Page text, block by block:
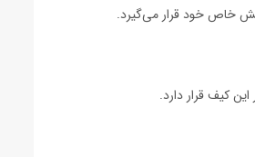
خاص خود قرار می‌گیرد.
کیف قرار دارد.